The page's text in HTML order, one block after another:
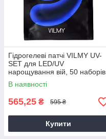
Гідрогелеві патчі VILMY UV-
SET для LED/UV
нарощування вій, 50 наборів
по 4 шт
В наявності
565,25 ₴ 595 ₴
Купити